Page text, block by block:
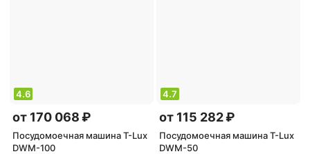
4.6
от 170 068 ₽
Посудомоечная машина T-Lux
DWM-100
4.7
от 115 282 ₽
Посудомоечная машина T-Lux
DWM-50